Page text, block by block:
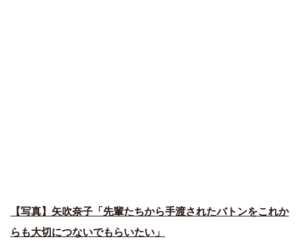
【写真】矢吹奈子「先輩たちから手渡されたバトンをこれか
らも大切につないでもらいたい」